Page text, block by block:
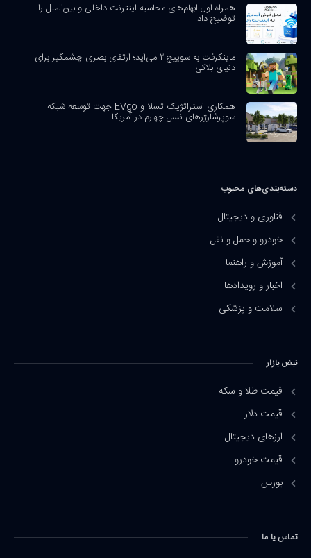
همراه اول ابهام‌های محاسبه اینترنت داخلی و بین‌الملل را
توضیح داد
ماینکرفت به سوییچ ۲ می‌آید؛ ارتقای بصری چشمگیر برای
دنیای بلاکی
همکاری استراتژیک تسلا و EVgo جهت توسعه شبکه
سوپرشارژرهای نسل چهارم در آمریکا
دسته‌بندی‌های محبوب
فناوری و دیجیتال
خودرو و حمل و نقل
آموزش و راهنما
اخبار و رویدادها
سلامت و پزشکی
نبض بازار
قیمت طلا و سکه
قیمت دلار
ارزهای دیجیتال
قیمت خودرو
بورس
تماس یا ما